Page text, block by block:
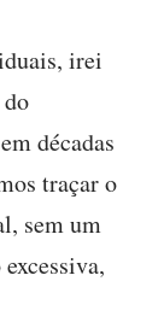
irei
décadas
traçar o
sem um